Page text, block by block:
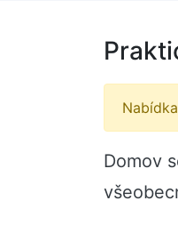
Domov